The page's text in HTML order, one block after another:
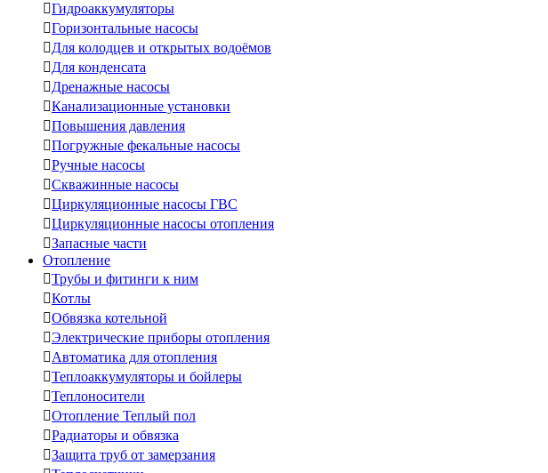
Гидроаккумуляторы
Горизонтальные насосы
Для колодцев и открытых водоёмов
Для конденсата
Дренажные насосы
Канализационные установки
Повышения давления
Погружные фекальные насосы
Ручные насосы
Скважинные насосы
Циркуляционные насосы ГВС
Циркуляционные насосы отопления
Запасные части
Отопление
Трубы и фитинги к ним
Котлы
Обвязка котельной
Электрические приборы отопления
Автоматика для отопления
Теплоаккумуляторы и бойлеры
Теплоносители
Отопление Теплый пол
Радиаторы и обвязка
Защита труб от замерзания